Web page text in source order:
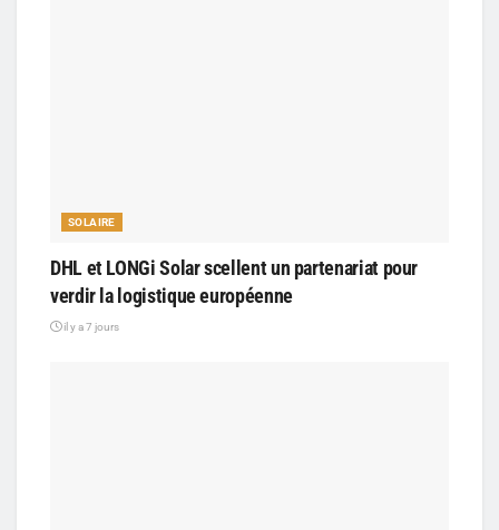
SOLAIRE
DHL et LONGi Solar scellent un partenariat pour
verdir la logistique européenne
il y a 7 jours